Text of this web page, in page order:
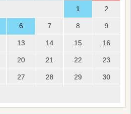
1 2
6 7 8 9
13 14 15 16
20 21 22 23
27 28 29 30